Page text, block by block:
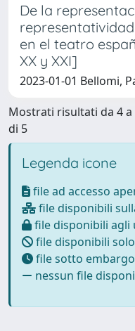
De la
en el teatro
XX y XXI]
2023-01-01 Bellomi,
Mostrati risultati da 4 a
di 5
Legenda icone
file ad accesso
file disponibili
file disponibili
file disponibili
file sotto embargo
nessun file